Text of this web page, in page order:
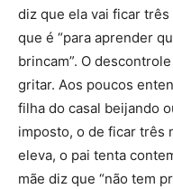
diz que ela vai ficar
que é “para aprender
brincam”. O
gritar. Aos poucos
filha do casal beijando
imposto, o de ficar três
eleva, o pai tenta
mãe diz que “não tem